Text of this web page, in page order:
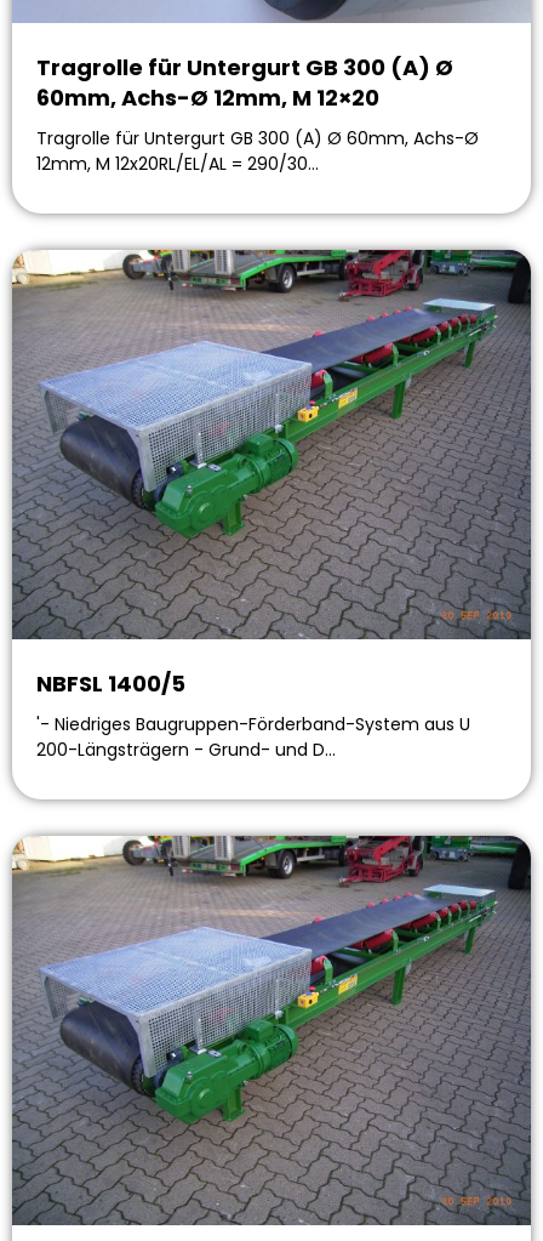
Tragrolle für Untergurt GB 300 (A) Ø
60mm, Achs-Ø 12mm, M 12×20
Tragrolle für Untergurt GB 300 (A) Ø 60mm, Achs-Ø
12mm, M 12x20RL/EL/AL = 290/30…
NBFSL 1400/5
'- Niedriges Baugruppen-Förderband-System aus U
200-Längsträgern - Grund- und D…